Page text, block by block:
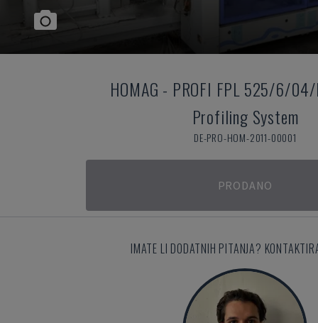
HOMAG - PROFI FPL 525/6/
Profiling System
DE-PRO-HOM-2011-00001
PRODANO
IMATE LI DODATNIH PITANJA?